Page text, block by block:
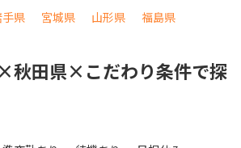
県 宮城県 山形県 福島県
秋田県×こだわり条件で探